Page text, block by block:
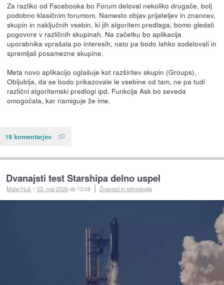
Za razliko od Facebooka bo Forum deloval nekoliko drugače, bolj
podobno klasičnim forumom. Namesto objav prijateljev in znancev,
skupin in naključnih vsebin, ki jih algoritem predlaga, bomo gledali
pogovore v različnih skupinah. Na začetku bo aplikacija
uporabnika vprašala po interesih, nato pa bodo lahko sodelovali in
spremljali posamezne skupine.
Meta novo aplikacijo oglašuje kot razširitev skupin (Groups).
Obljublja, da se bodo prikazovale le vsebine od tam, ne pa tudi
različni algoritemski predlogi ipd. Funkcija Ask bo seveda
omogočala, kar namiguje že ime.
19 komentarjev
Dvanajsti test Starshipa delno uspel
Matej Huš ::23. maj 2026ob 13:08 Znanost in tehnologija